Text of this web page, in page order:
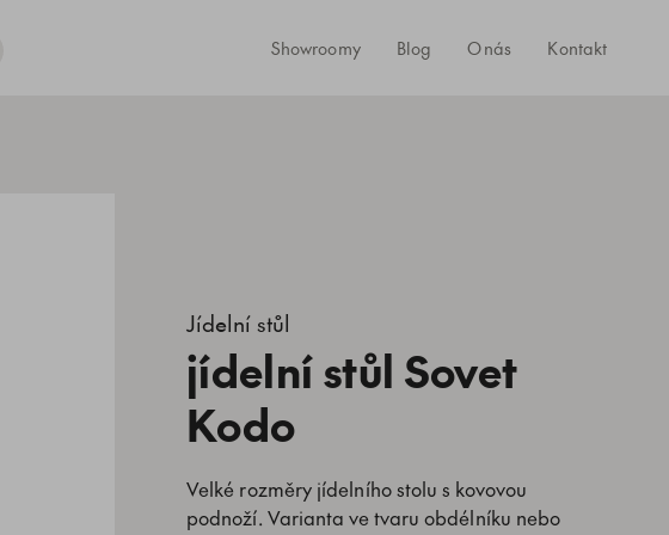
Showroomy Blog O nás Kontakt
Jídelní stůl
jídelní stůl Sovet
Kodo
Velké rozměry jídelního stolu s kovovou
podnoží. Varianta ve tvaru obdélníku nebo